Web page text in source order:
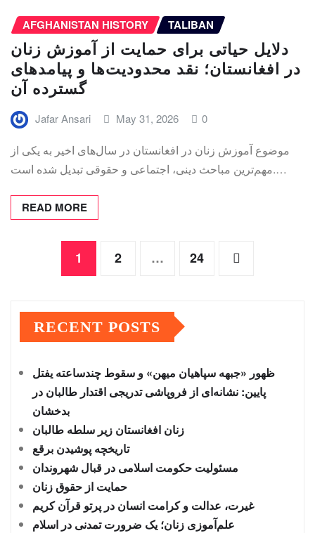
AFGHANISTAN HISTORY TALIBAN
دلایل حیاتی برای حمایت از آموزش زنان
در افغانستان؛ نقد محدودیت‌ها و پیامدهای
گسترده آن
Jafar Ansari May 31, 2026 0
موضوع آموزش زنان در افغانستان در سال‌های اخیر به یکی از
مهم‌ترین مباحث دینی، اجتماعی و حقوقی تبدیل شده است.…
READ MORE
1 2 … 24
RECENT POSTS
ظهور «جبهه سپاهیان میهن» و سقوط چندساعته یفتل
پایین: نشانه‌ای از فروپاشی تدریجی اقتدار طالبان در
بدخشان
زنان افغانستان زیر سلطه طالبان
تاریخچه پوشیدن برقع
مسئولیت حکومت اسلامی در قبال شهروندان
حمایت از حقوق زنان
غیرت، عدالت و کرامت انسان در پرتو قرآن کریم
علم‌آموزی زنان؛ یک ضرورت تمدنی در اسلام